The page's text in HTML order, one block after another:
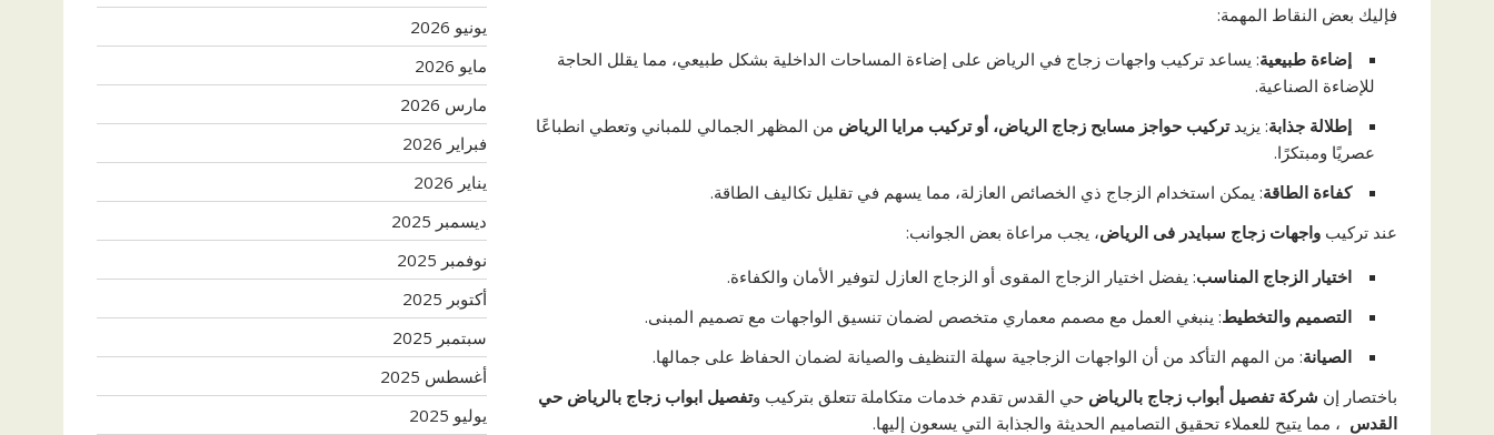
فإليك بعض النقاط المهمة:
إضاءة طبيعية: يساعد تركيب واجهات زجاج في الرياض على إضاءة المساحات الداخلية بشكل طبيعي، مما يقلل الحاجة
للإضاءة الصناعية.
إطلالة جذابة: يزيد تركيب حواجز مسابح زجاج الرياض، أو تركيب مرايا الرياض من المظهر الجمالي للمباني وتعطي انطباعًا
عصريًا ومبتكرًا.
كفاءة الطاقة: يمكن استخدام الزجاج ذي الخصائص العازلة، مما يسهم في تقليل تكاليف الطاقة.
عند تركيب واجهات زجاج سبايدر فى الرياض، يجب مراعاة بعض الجوانب:
اختيار الزجاج المناسب: يفضل اختيار الزجاج المقوى أو الزجاج العازل لتوفير الأمان والكفاءة.
التصميم والتخطيط: ينبغي العمل مع مصمم معماري متخصص لضمان تنسيق الواجهات مع تصميم المبنى.
الصيانة: من المهم التأكد من أن الواجهات الزجاجية سهلة التنظيف والصيانة لضمان الحفاظ على جمالها.
باختصار إن شركة تفصيل أبواب زجاج بالرياض حي القدس تقدم خدمات متكاملة تتعلق بتركيب وتفصيل ابواب زجاج بالرياض حي
القدس ، مما يتيح للعملاء تحقيق التصاميم الحديثة والجذابة التي يسعون إليها.
يونيو 2026
مايو 2026
مارس 2026
فبراير 2026
يناير 2026
ديسمبر 2025
نوفمبر 2025
أكتوبر 2025
سبتمبر 2025
أغسطس 2025
يوليو 2025